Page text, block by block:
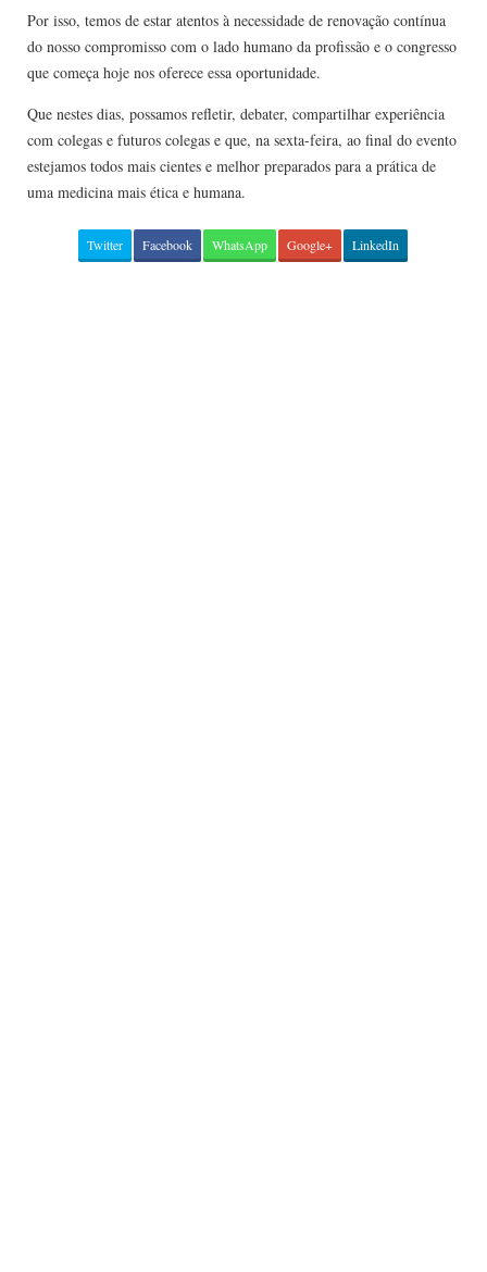
Por isso, temos de estar atentos à necessidade de renovação contínua
do nosso compromisso com o lado humano da profissão e o congresso
que começa hoje nos oferece essa oportunidade.
Que nestes dias, possamos refletir, debater, compartilhar experiência
com colegas e futuros colegas e que, na sexta-feira, ao final do evento
estejamos todos mais cientes e melhor preparados para a prática de
uma medicina mais ética e humana.
Twitter Facebook WhatsApp Google+ LinkedIn